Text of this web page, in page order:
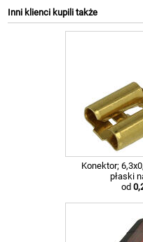
Inni klienci kupili także
Konektor;
płaski
od